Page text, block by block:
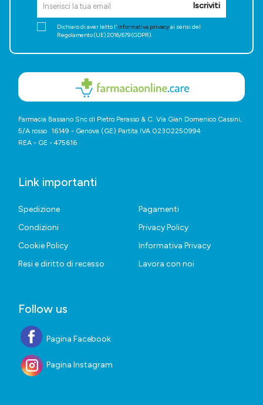
Iscriviti
Dichiaro di aver letto l'informativa privacyai sensi del
Regolamento (UE) 2016/679 (GDPR).
Farmacia Bassano Snc di Pietro Perasso & C. Via Gian Domenico Cassini,
5/A rosso 16149 - Genova (GE) Partita IVA 02302250994
REA - GE - 475616
Link importanti
Spedizione
Pagamenti
Condizioni
Privacy Policy
Cookie Policy
Informativa Privacy
Resi e diritto di recesso
Lavora con noi
Follow us
Pagina Facebook
Pagina Instagram